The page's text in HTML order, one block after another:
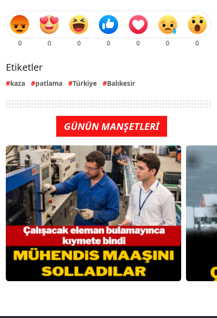
Etiketler
kaza patlama Türkiye Balıkesir
GÜNÜN MANŞETLERİ